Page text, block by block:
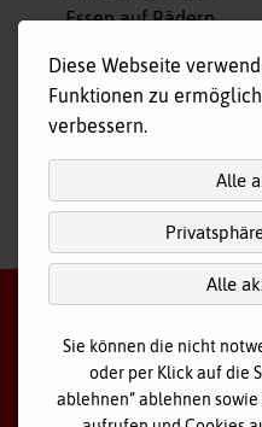
Essen auf Rädern
Tagespflege
Hausnotruf
nach
2026 Bayerisches Rotes
Diese Webseite
Funktionen zu
verbessern.
Alle
Alle
Sie können die nicht
oder per Klick auf die
ablehnen” ablehnen